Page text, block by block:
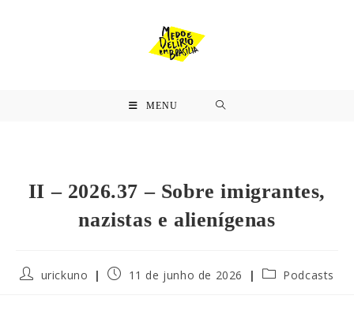
MENU
II – 2026.37 – Sobre imigrantes,
nazistas e alienígenas
urickuno 11 de junho de 2026 Podcasts